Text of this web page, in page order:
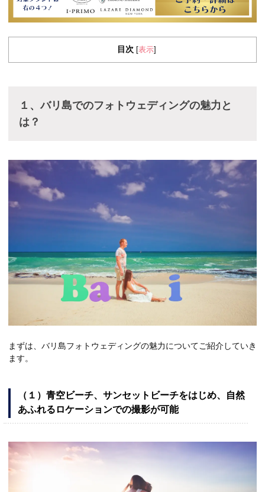
目次 [表示]
１、バリ島でのフォトウェディングの魅力と
は？
まずは、バリ島フォトウェディングの魅力についてご紹介していき
ます。
（１）青空ビーチ、サンセットビーチをはじめ、自然
あふれるロケーションでの撮影が可能